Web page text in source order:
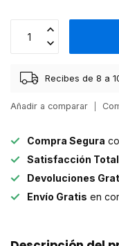
Recibes de 8 a
Añadir a comparar
Compra Segura
Satisfacción Total
Devoluciones
Envío Gratis en